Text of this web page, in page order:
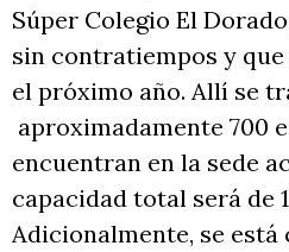
Súper Colegio El
sin contratiempos y
el próximo año. Allí se
aproximadamente 700
encuentran en la sede
capacidad total será de
Adicionalmente, se